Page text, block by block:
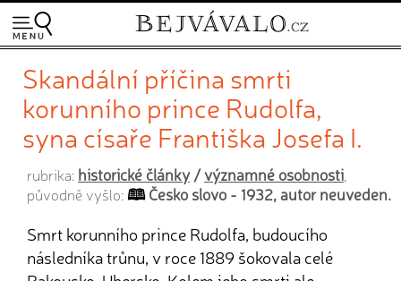
Skandální příčina smrti
korunního prince Rudolfa,
syna císaře Františka Josefa I.
rubrika: historické články/významné osobnosti
původně vyšlo:
Česko slovo - 1932, autor neuveden.
Smrt korunního prince Rudolfa, budoucího
následníka trůnu, v roce 1889 šokovala celé